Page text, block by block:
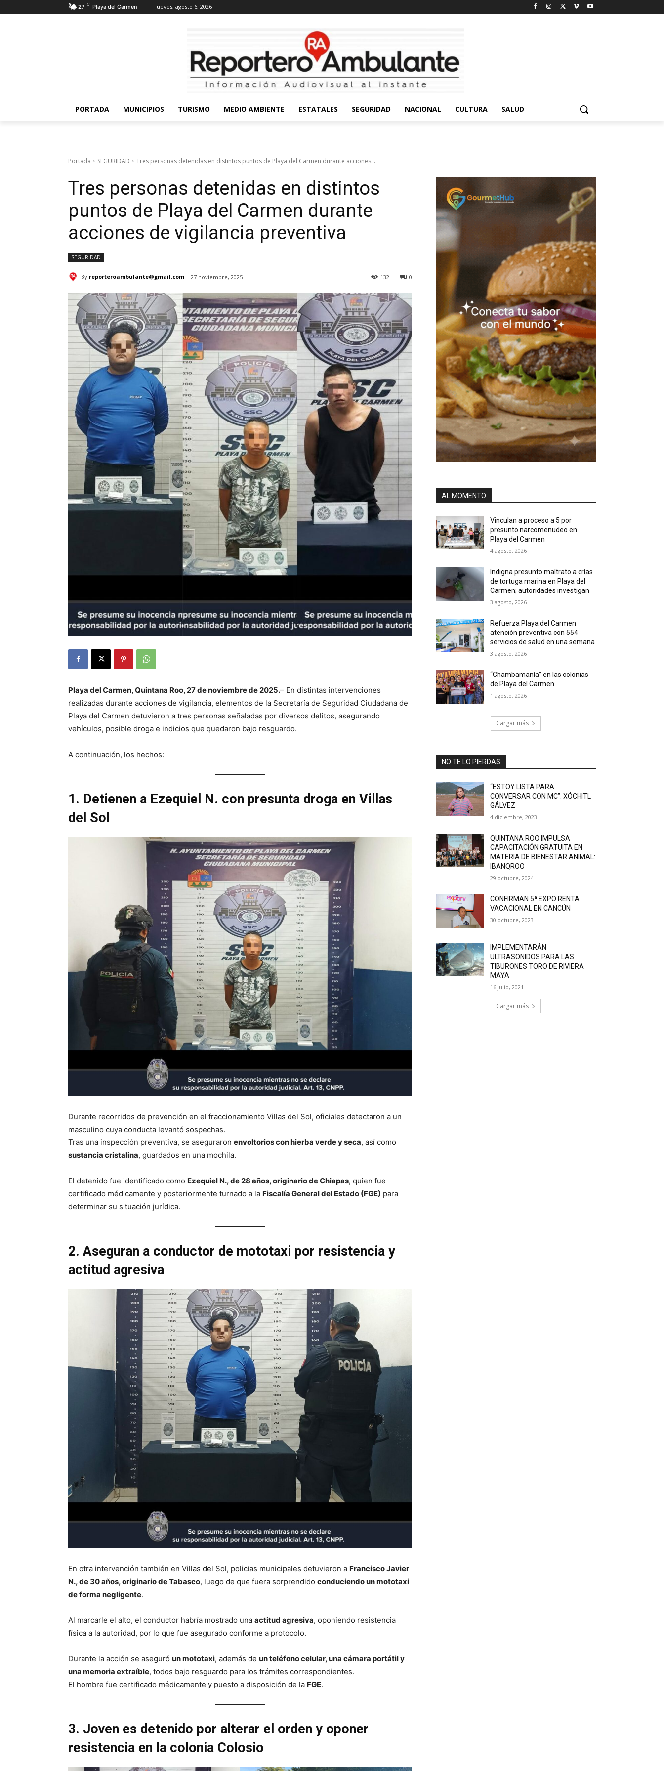
27 C Playa del Carmen jueves, agosto 6, 2026
PORTADA MUNICIPIOS TURISMO MEDIO AMBIENTE ESTATALES SEGURIDAD NACIONAL CULTURA SALUD
Portada SEGURIDAD Tres personas detenidas en distintos puntos de Playa del Carmen durante acciones...
Tres personas detenidas en distintos
puntos de Playa del Carmen durante
acciones de vigilancia preventiva
SEGURIDAD
By reporteroambulante@gmail.com 27 noviembre, 2025 0
132
Playa del Carmen, Quintana Roo, 27 de noviembre de 2025.– En distintas intervenciones
realizadas durante acciones de vigilancia, elementos de la Secretaría de Seguridad Ciudadana de
Playa del Carmen detuvieron a tres personas señaladas por diversos delitos, asegurando
vehículos, posible droga e indicios que quedaron bajo resguardo.
A continuación, los hechos:
1. Detienen a Ezequiel N. con presunta droga en Villas
del Sol
Durante recorridos de prevención en el fraccionamiento Villas del Sol, oficiales detectaron a un
masculino cuya conducta levantó sospechas.
Tras una inspección preventiva, se aseguraron envoltorios con hierba verde y seca, así como
sustancia cristalina, guardados en una mochila.
El detenido fue identificado como Ezequiel N., de 28 años, originario de Chiapas, quien fue
certificado médicamente y posteriormente turnado a la Fiscalía General del Estado (FGE) para
determinar su situación jurídica.
2. Aseguran a conductor de mototaxi por resistencia y
actitud agresiva
En otra intervención también en Villas del Sol, policías municipales detuvieron a Francisco Javier
N., de 30 años, originario de Tabasco, luego de que fuera sorprendido conduciendo un mototaxi
de forma negligente.
Al marcarle el alto, el conductor habría mostrado una actitud agresiva, oponiendo resistencia
física a la autoridad, por lo que fue asegurado conforme a protocolo.
Durante la acción se aseguró un mototaxi, además de un teléfono celular, una cámara portátil y
una memoria extraíble, todos bajo resguardo para los trámites correspondientes.
El hombre fue certificado médicamente y puesto a disposición de la FGE.
3. Joven es detenido por alterar el orden y oponer
resistencia en la colonia Colosio
AL MOMENTO
Vinculan a proceso a 5 por
presunto narcomenudeo en
Playa del Carmen
4 agosto, 2026
Indigna presunto maltrato a crías
de tortuga marina en Playa del
Carmen; autoridades investigan
3 agosto, 2026
Refuerza Playa del Carmen
atención preventiva con 554
servicios de salud en una semana
3 agosto, 2026
“Chambamanía” en las colonias
de Playa del Carmen
1 agosto, 2026
Cargar más
NO TE LO PIERDAS
“ESTOY LISTA PARA
CONVERSAR CON MC”: XÓCHITL
GÁLVEZ
4 diciembre, 2023
QUINTANA ROO IMPULSA
CAPACITACIÓN GRATUITA EN
MATERIA DE BIENESTAR ANIMAL:
IBANQROO
29 octubre, 2024
CONFIRMAN 5ª EXPO RENTA
VACACIONAL EN CANCÚN
30 octubre, 2023
IMPLEMENTARÁN
ULTRASONIDOS PARA LAS
TIBURONES TORO DE RIVIERA
MAYA
16 julio, 2021
Cargar más